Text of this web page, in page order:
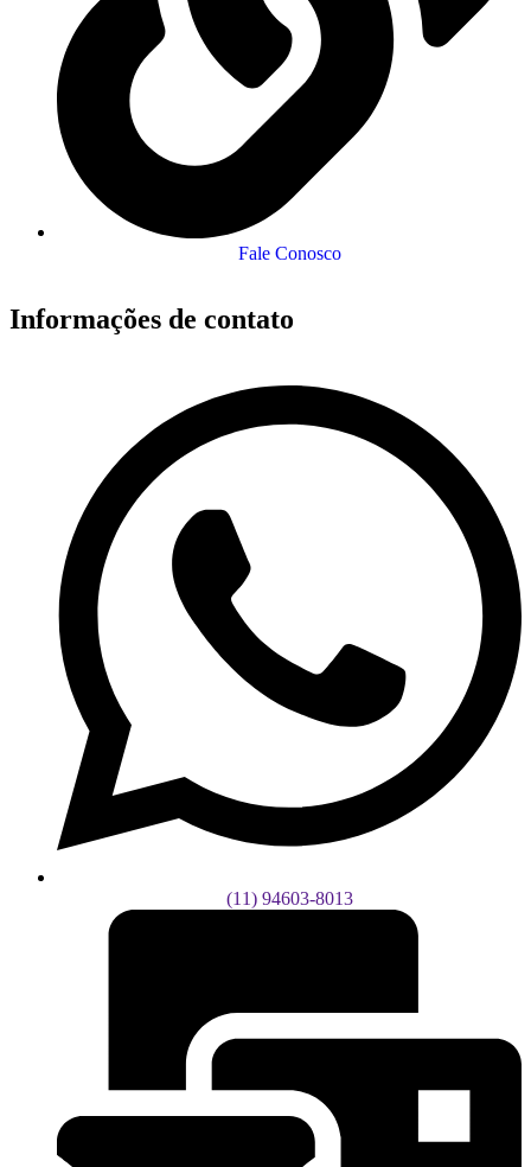
Fale Conosco
Informações de contato
(11) 94603-8013